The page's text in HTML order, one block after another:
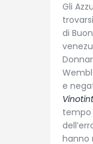
Gli
di
e
tempo
hanno